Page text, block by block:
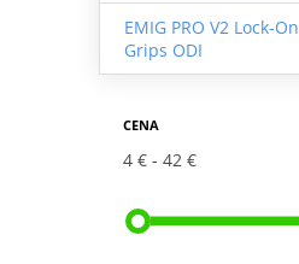
EMIG PRO V2 Lock-On
Grips ODI
CENA
4 € 42 €